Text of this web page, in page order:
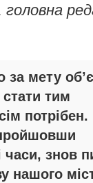
мету
тим
потрібен.
часи, знов
нашого